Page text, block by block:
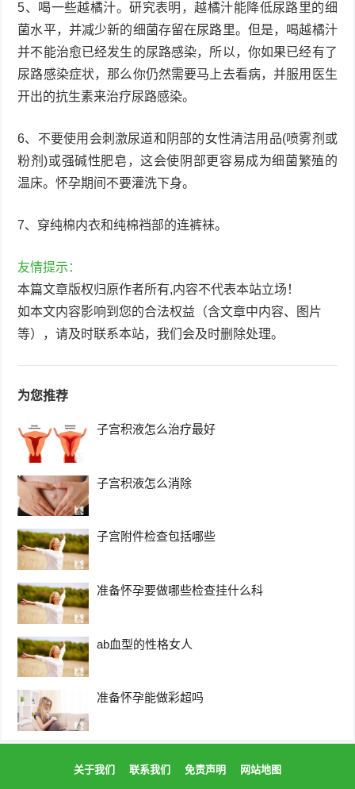
5、喝一些越橘汁。研究表明，越橘汁能降低尿路里的细
菌水平，并减少新的细菌存留在尿路里。但是，喝越橘汁
并不能治愈已经发生的尿路感染，所以，你如果已经有了
尿路感染症状，那么你仍然需要马上去看病，并服用医生
开出的抗生素来治疗尿路感染。
6、不要使用会刺激尿道和阴部的女性清洁用品(喷雾剂或
粉剂)或强碱性肥皂，这会使阴部更容易成为细菌繁殖的
温床。怀孕期间不要灌洗下身。
7、穿纯棉内衣和纯棉裆部的连裤袜。
友情提示：
本篇文章版权归原作者所有,内容不代表本站立场！
如本文内容影响到您的合法权益（含文章中内容、图片
等），请及时联系本站，我们会及时删除处理。
为您推荐
子宫积液怎么治疗最好
子宫积液怎么消除
子宫附件检查包括哪些
准备怀孕要做哪些检查挂什么科
ab血型的性格女人
准备怀孕能做彩超吗
关于我们 联系我们 免责声明 网站地图